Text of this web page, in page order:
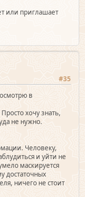
или приглашает
#35
в
хочу знать,
не нужно.
Человеку,
и уйти не
маскируется
достаточных
ничего не стоит